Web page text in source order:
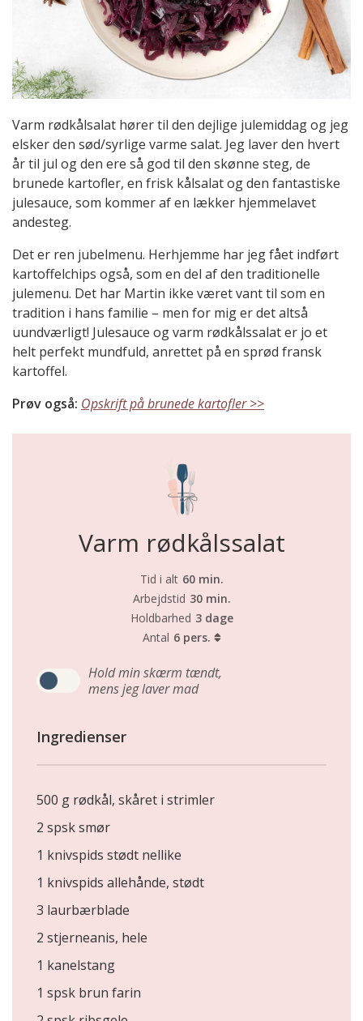
Varm rødkålsalat hører til den dejlige julemiddag og jeg
elsker den sød/syrlige varme salat. Jeg laver den hvert
år til jul og den ere så god til den skønne steg, de
brunede kartofler, en frisk kålsalat og den fantastiske
julesauce, som kommer af en lækker hjemmelavet
andesteg.
Det er ren jubelmenu. Herhjemme har jeg fået indført
kartoffelchips også, som en del af den traditionelle
julemenu. Det har Martin ikke været vant til som en
tradition i hans familie – men for mig er det altså
uundværligt! Julesauce og varm rødkålssalat er jo et
helt perfekt mundfuld, anrettet på en sprød fransk
kartoffel.
Prøv også: Opskrift på brunede kartofler >>
Varm rødkålssalat
Tid i alt 60 min.
Arbejdstid 30 min.
Holdbarhed 3 dage
Antal 6 pers.
Hold min skærm tændt,
mens jeg laver mad
Ingredienser
500 g rødkål, skåret i strimler
2 spsk smør
1 knivspids stødt nellike
1 knivspids allehånde, stødt
3 laurbærblade
2 stjerneanis, hele
1 kanelstang
1 spsk brun farin